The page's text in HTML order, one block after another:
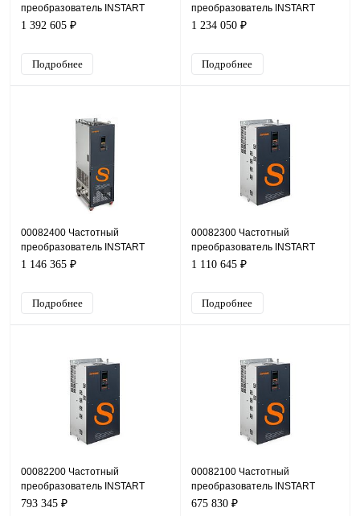
преобразователь INSTART
INPRIME-G250-4F, 380В, 250кВт,
1 392 605 ₽
Подробнее
преобразователь INSTART
INPRIME-G220-4F, 380В, 220кВт,
1 234 050 ₽
Подробнее
00082400 Частотный
преобразователь INSTART
INPRIME-G200-4F, 380В, 200кВт,
1 146 365 ₽
Подробнее
00082300 Частотный
преобразователь INSTART
INPRIME-G185-4F, 380В, 185кВт,
1 110 645 ₽
Подробнее
00082200 Частотный
преобразователь INSTART
INPRIME-G160-4F, 380В, 160кВт,
793 345 ₽
00082100 Частотный
преобразователь INSTART
INPRIME-G132-4F, 380В, 132кВт,
675 830 ₽